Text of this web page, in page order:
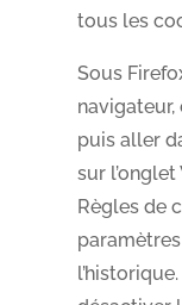
tous les
Sous
puis aller
sur
Règles de